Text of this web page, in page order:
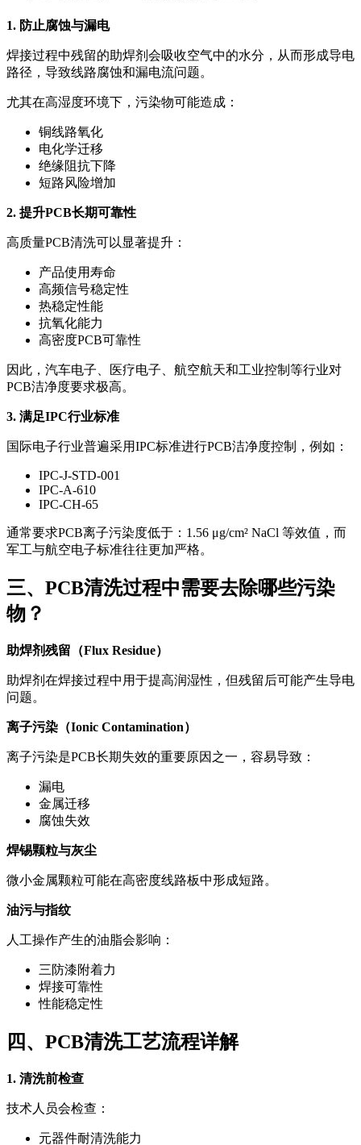
1. 防止腐蚀与漏电
焊接过程中残留的助焊剂会吸收空气中的水分，从而形成导电
路径，导致线路腐蚀和漏电流问题。
尤其在高湿度环境下，污染物可能造成：
铜线路氧化
电化学迁移
绝缘阻抗下降
短路风险增加
2. 提升PCB长期可靠性
高质量PCB清洗可以显著提升：
产品使用寿命
高频信号稳定性
热稳定性能
抗氧化能力
高密度PCB可靠性
因此，汽车电子、医疗电子、航空航天和工业控制等行业对
PCB洁净度要求极高。
3. 满足IPC行业标准
国际电子行业普遍采用IPC标准进行PCB洁净度控制，例如：
IPC-J-STD-001
IPC-A-610
IPC-CH-65
通常要求PCB离子污染度低于：1.56 μg/cm² NaCl 等效值，而
军工与航空电子标准往往更加严格。
三、PCB清洗过程中需要去除哪些污染
物？
助焊剂残留（Flux Residue）
助焊剂在焊接过程中用于提高润湿性，但残留后可能产生导电
问题。
离子污染（Ionic Contamination）
离子污染是PCB长期失效的重要原因之一，容易导致：
漏电
金属迁移
腐蚀失效
焊锡颗粒与灰尘
微小金属颗粒可能在高密度线路板中形成短路。
油污与指纹
人工操作产生的油脂会影响：
三防漆附着力
焊接可靠性
性能稳定性
四、PCB清洗工艺流程详解
1. 清洗前检查
技术人员会检查：
元器件耐清洗能力